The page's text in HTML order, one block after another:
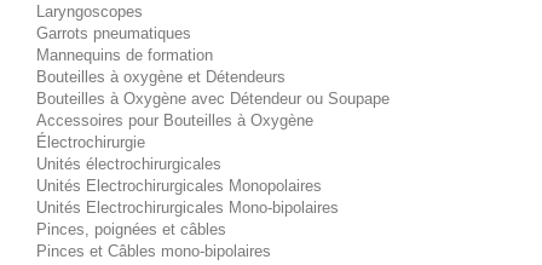
Laryngoscopes
Garrots pneumatiques
Mannequins de formation
Bouteilles à oxygène et Détendeurs
Bouteilles à Oxygène avec Détendeur ou Soupape
Accessoires pour Bouteilles à Oxygène
Électrochirurgie
Unités électrochirurgicales
Unités Electrochirurgicales Monopolaires
Unités Electrochirurgicales Mono-bipolaires
Pinces, poignées et câbles
Pinces et Câbles mono-bipolaires